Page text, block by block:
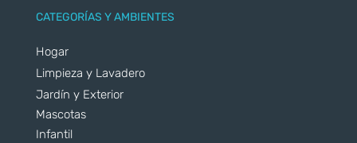
CATEGORÍAS Y AMBIENTES
Hogar
Limpieza y Lavadero
Jardín y Exterior
Mascotas
Infantil